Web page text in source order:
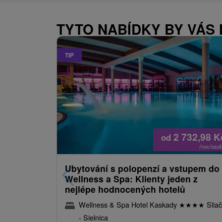
TYTO NABÍDKY BY VÁS
TIP
od 2 732,98
/noc/
Ubytování s polopenzí a vstupem do
Wellness a Spa: Klienty jeden z
nejlépe hodnocených hotelů
Wellness & Spa Hotel Kaskady ★★★★ Sliač
- Sielnica